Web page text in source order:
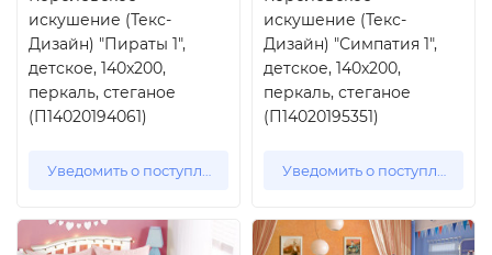
искушение (Текс-
Дизайн) "Пираты 1",
детское, 140x200,
перкаль, стеганое
(П14020194061)
Уведомить о поступлении
искушение (Текс-
Дизайн) "Симпатия 1",
детское, 140x200,
перкаль, стеганое
(П14020195351)
Уведомить о поступлении